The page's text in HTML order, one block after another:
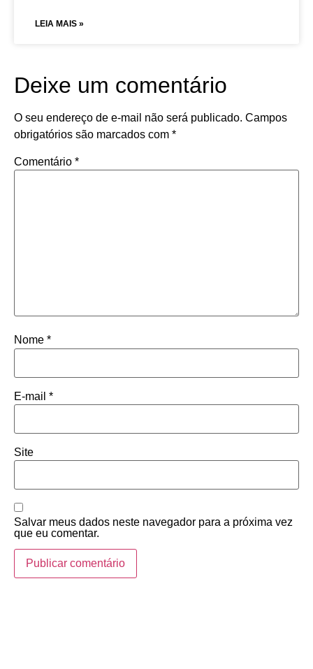
LEIA MAIS »
Deixe um comentário
O seu endereço de e-mail não será publicado. Campos
obrigatórios são marcados com *
Comentário *
Nome *
E-mail *
Site
Salvar meus dados neste navegador para a próxima vez
que eu comentar.